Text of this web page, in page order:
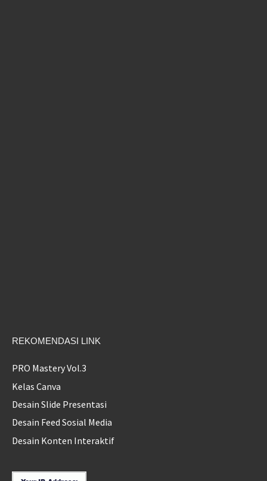
REKOMENDASI LINK
PRO Mastery Vol.3
Kelas Canva
Desain Slide Presentasi
Desain Feed Sosial Media
Desain Konten Interaktif